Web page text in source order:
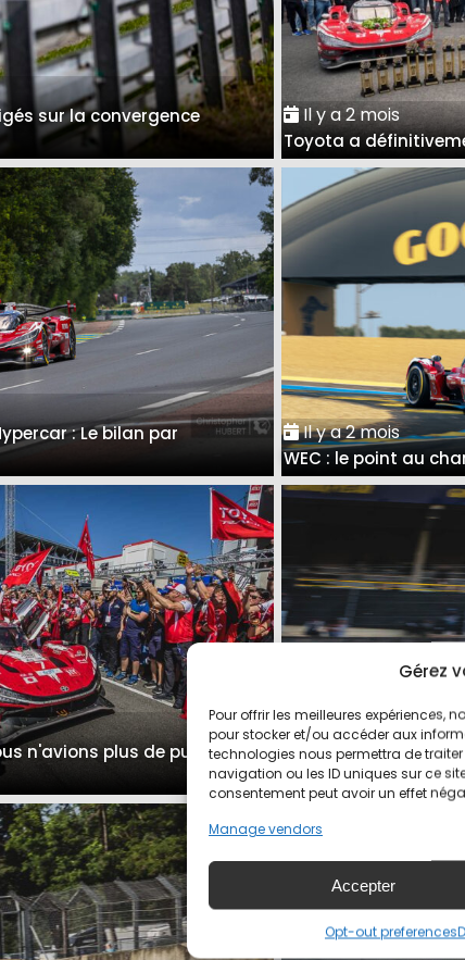
Gérez
Pour offrir les meilleures expériences,
pour stocker et/ou accéder aux
technologies nous permettra de
navigation ou les ID uniques sur ce
consentement peut avoir un effet
Manage vendors
Accepter
Opt-out preferences
sur la convergence
Il y a 2 mois
Toyota a
: Le bilan par
Il y a 2 mois
WEC : le point au
n'avions plus de puissance
Il y a 2 mois
24 Heures du Mans
en LMGT3